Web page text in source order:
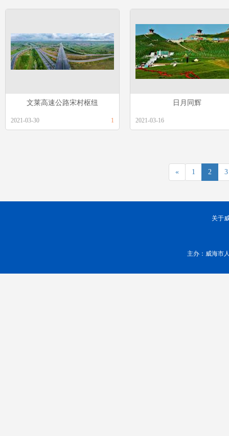
文莱高速公路宋村枢纽
2021-03-30 1
日月同辉
2021-03-16
« 1 2 3
关于
主办：威海市